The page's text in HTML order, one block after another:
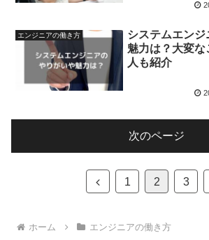
エンジニアの働き方
システムエン
魅力は？大変
人も紹介
次のページ
前
1 2 3
ホーム エンジニアの働き方